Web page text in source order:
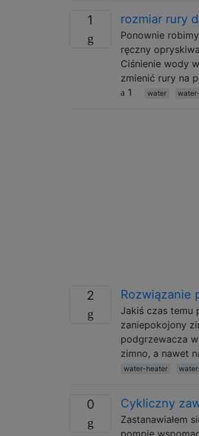
1 rozmiar rury
Ponownie
ręczny
Ciśnienie wody
zmienić rury na
1
water
2 Rozwiązanie
Jakiś czas temu
zaniepokojony
podgrzewacza
zimno, a nawet
water-heater
0 Cykliczny
Zastanawiałem
pompie